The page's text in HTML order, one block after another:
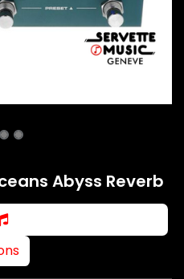
Abyss Reverb